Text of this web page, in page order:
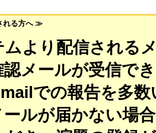
れる方へ ≫
ムより配信される
メールが受信で
での報告を多
ルが届かない場